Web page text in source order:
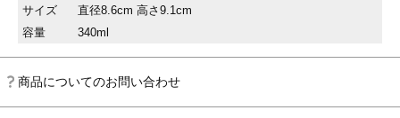
サイズ
直径8.6cm 高さ9.1cm
容量
340ml
商品についてのお問い合わせ